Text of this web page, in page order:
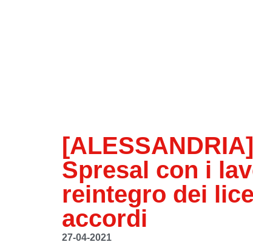
Spresal con i
reintegro dei
accordi
27-04-2021